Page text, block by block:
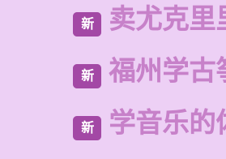
新 卖尤克里
新 福州学古
新 学音乐的